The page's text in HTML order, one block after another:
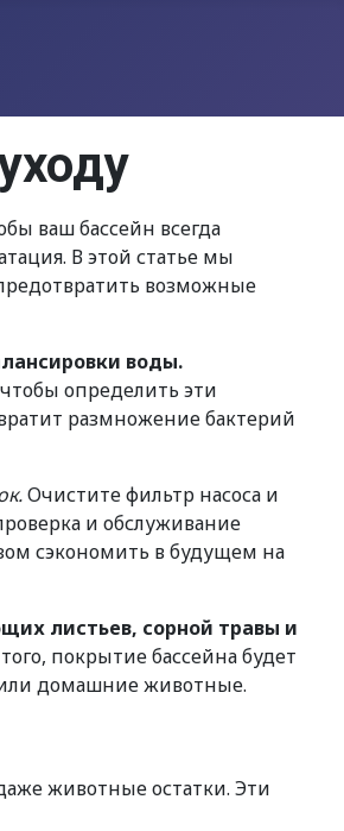
ваш бассейн всегда
В этой статье мы
возможные
воды.
определить эти
размножение бактерий
Очистите фильтр насоса и
и обслуживание
сэкономить в будущем на
листьев, сорной травы и
покрытие бассейна будет
домашние животные.
животные остатки. Эти